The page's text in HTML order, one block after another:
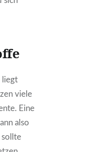
liegt
viele
Eine
also
sollte